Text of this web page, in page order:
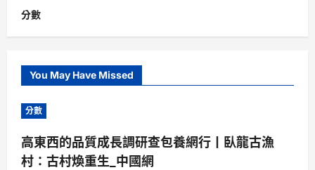
分數
You May Have Missed
分數
高東西的品質成長調研查包養網行丨臥龍古漁
村：古村煥重生_中國網